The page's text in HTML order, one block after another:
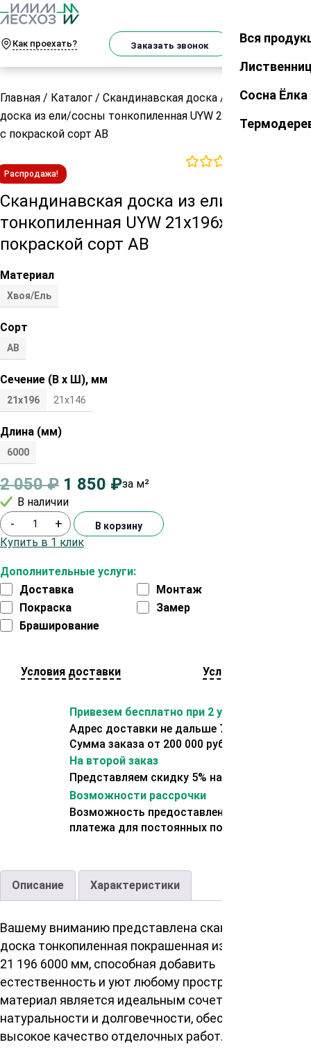
Как проехать? Заказать звонок Закрыть
Вся
Сосна Ёлка
Главная / Каталог / Скандинавская доска /
Скандинавская
доска из ели/сосны тонкопиленная UYW 21х196х6000 мм
с покраской сорт АВ
Распродажа!
Скандинавская доска из ели/сосны
тонкопиленная UYW 21х196х6000 мм с
покраской сорт АВ
Материал
Хвоя/Ель
Сорт
АВ
Сечение (В х Ш), мм
21х196 21х146
Длина (мм)
6000
2 050₽ 1 850 ₽за м²
В наличии
Дополнительные услуги:
Доставка
Монтаж
Покраска
Замер
Браширование
- + В корзину
Купить в 1 клик
Условия доставки Условия оплаты
Привезем бесплатно при 2 условиях:
Адрес доставки не дальше 70 км от склада.
Сумма заказа от 200 000 рублей.
На второй заказ
Представляем скидку 5% на второй заказ
Возможности рассрочки
Возможность предоставления отсрочки
платежа для постоянных покупателей.
Описание Характеристики
Вашему вниманию представлена скандинавская
доска тонкопиленная покрашенная из ели сорта АВ
21 196 6000 мм, способная добавить
естественность и уют любому пространству. Этот
материал является идеальным сочетанием
натуральности и долговечности, обеспечивая
высокое качество отделочных работ.